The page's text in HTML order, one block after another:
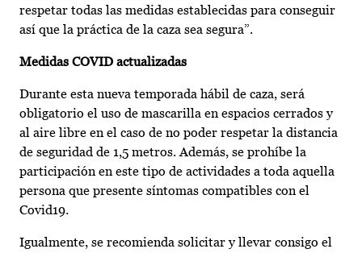
respetar todas las medidas establecidas para conseguir
así que la práctica de la caza sea segura”.
Medidas COVID actualizadas
Durante esta nueva temporada hábil de caza, será
obligatorio el uso de mascarilla en espacios cerrados y
al aire libre en el caso de no poder respetar la distancia
de seguridad de 1,5 metros. Además, se prohíbe la
participación en este tipo de actividades a toda aquella
persona que presente síntomas compatibles con el
Covid19.
Igualmente, se recomienda solicitar y llevar consigo el